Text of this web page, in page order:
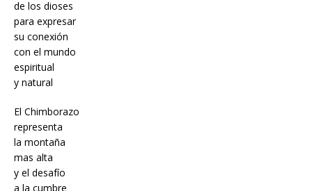
de los dioses
para expresar
su conexión
con el mundo
espiritual
y natural
El Chimborazo
representa
la montaña
mas alta
y el desafío
a la cumbre